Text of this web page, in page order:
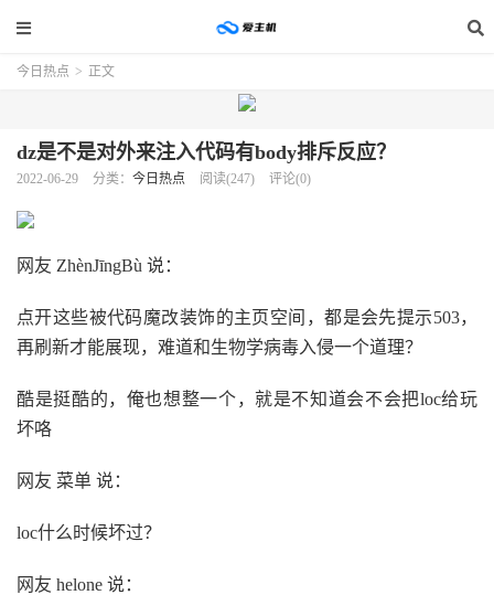
今日热点 > 正文
dz是不是对外来注入代码有body排斥反应？
2022-06-29 分类： 今日热点 阅读(247) 评论(0)
网友 ZhènJīngBù 说：
点开这些被代码魔改装饰的主页空间，都是会先提示503，
再刷新才能展现，难道和生物学病毒入侵一个道理？
酷是挺酷的，俺也想整一个，就是不知道会不会把loc给玩
坏咯
网友 菜单 说：
loc什么时候坏过？
网友 helone 说：